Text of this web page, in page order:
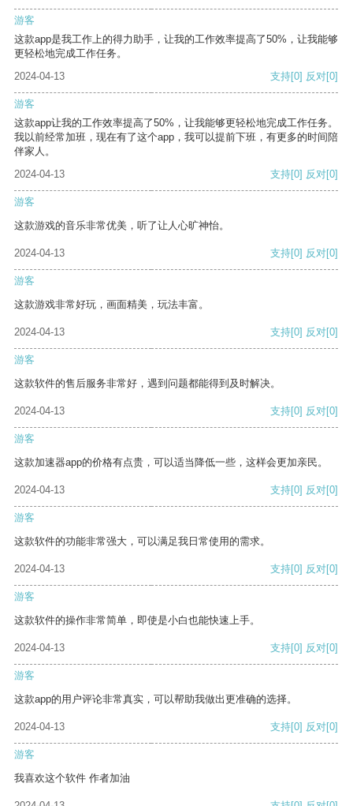
游客
这款app是我工作上的得力助手，让我的工作效率提高了50%，让我能够
更轻松地完成工作任务。
2024-04-13
支持[0] 反对[0]
游客
这款app让我的工作效率提高了50%，让我能够更轻松地完成工作任务。
我以前经常加班，现在有了这个app，我可以提前下班，有更多的时间陪
伴家人。
2024-04-13
支持[0] 反对[0]
游客
这款游戏的音乐非常优美，听了让人心旷神怡。
2024-04-13 支持[0] 反对[0]
游客
这款游戏非常好玩，画面精美，玩法丰富。
2024-04-13 支持[0] 反对[0]
游客
这款软件的售后服务非常好，遇到问题都能得到及时解决。
2024-04-13 支持[0] 反对[0]
游客
这款加速器app的价格有点贵，可以适当降低一些，这样会更加亲民。
2024-04-13 支持[0] 反对[0]
游客
这款软件的功能非常强大，可以满足我日常使用的需求。
2024-04-13 支持[0] 反对[0]
游客
这款软件的操作非常简单，即使是小白也能快速上手。
2024-04-13 支持[0] 反对[0]
游客
这款app的用户评论非常真实，可以帮助我做出更准确的选择。
2024-04-13 支持[0] 反对[0]
游客
我喜欢这个软件 作者加油